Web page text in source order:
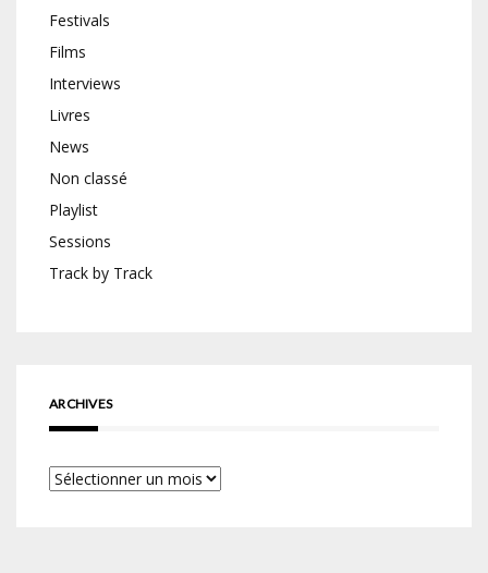
Festivals
Films
Interviews
Livres
News
Non classé
Playlist
Sessions
Track by Track
ARCHIVES
Archives